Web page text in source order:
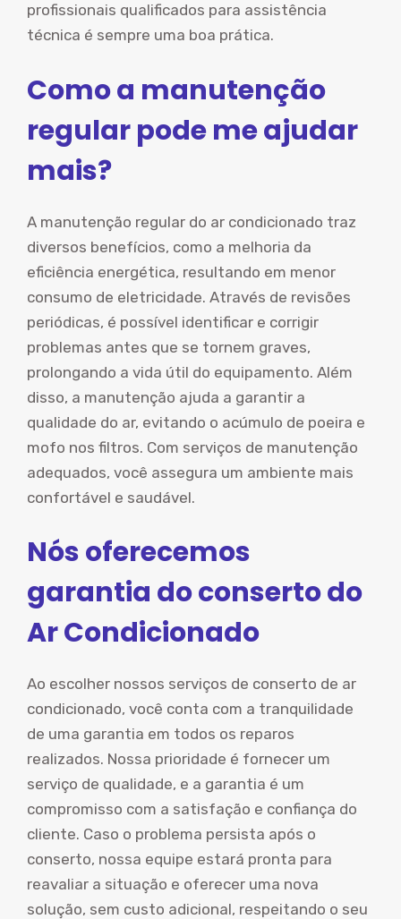
profissionais qualificados para assistência
técnica é sempre uma boa prática.
Como a manutenção
regular pode me ajudar
mais?
A manutenção regular do ar condicionado traz
diversos benefícios, como a melhoria da
eficiência energética, resultando em menor
consumo de eletricidade. Através de revisões
periódicas, é possível identificar e corrigir
problemas antes que se tornem graves,
prolongando a vida útil do equipamento. Além
disso, a manutenção ajuda a garantir a
qualidade do ar, evitando o acúmulo de poeira e
mofo nos filtros. Com serviços de manutenção
adequados, você assegura um ambiente mais
confortável e saudável.
Nós oferecemos
garantia do conserto do
Ar Condicionado
Ao escolher nossos serviços de conserto de ar
condicionado, você conta com a tranquilidade
de uma garantia em todos os reparos
realizados. Nossa prioridade é fornecer um
serviço de qualidade, e a garantia é um
compromisso com a satisfação e confiança do
cliente. Caso o problema persista após o
conserto, nossa equipe estará pronta para
reavaliar a situação e oferecer uma nova
solução, sem custo adicional, respeitando o seu